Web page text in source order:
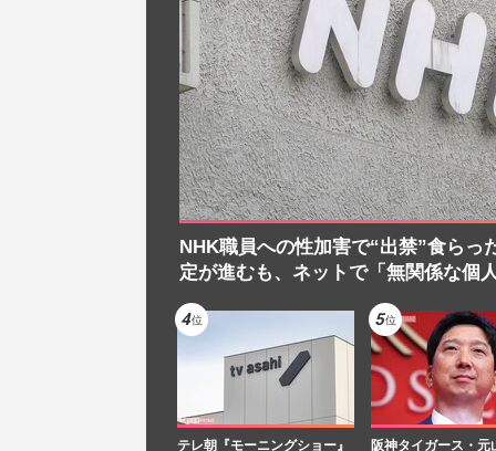
NHK職員への性加害で“出禁”食らっ
定が進むも、ネットで「無関係な個
テレ朝『モーニングショー』
阪神タイガース・元